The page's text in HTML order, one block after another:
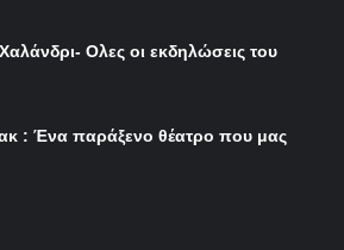
Ολες οι εκδηλώσεις του
: Ένα παράξενο θέατρο που μας